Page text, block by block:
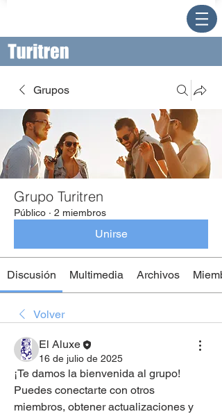
Grupos
Grupo Turitren
Público · 2 miembros
Unirse
Discusión Multimedia Archivos
Volver
El Aluxe
16 de julio de 2025
¡Te damos la bienvenida al grupo!
Puedes conectarte con otros
miembros, obtener actualizaciones y